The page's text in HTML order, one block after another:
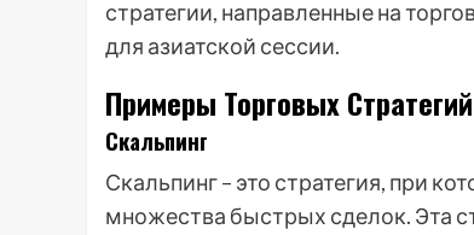
стратегии, направленные на
для азиатской сессии.
Примеры Торговых Стратегий
Скальпинг
Скальпинг – это стратегия, при
множества быстрых сделок. Эта